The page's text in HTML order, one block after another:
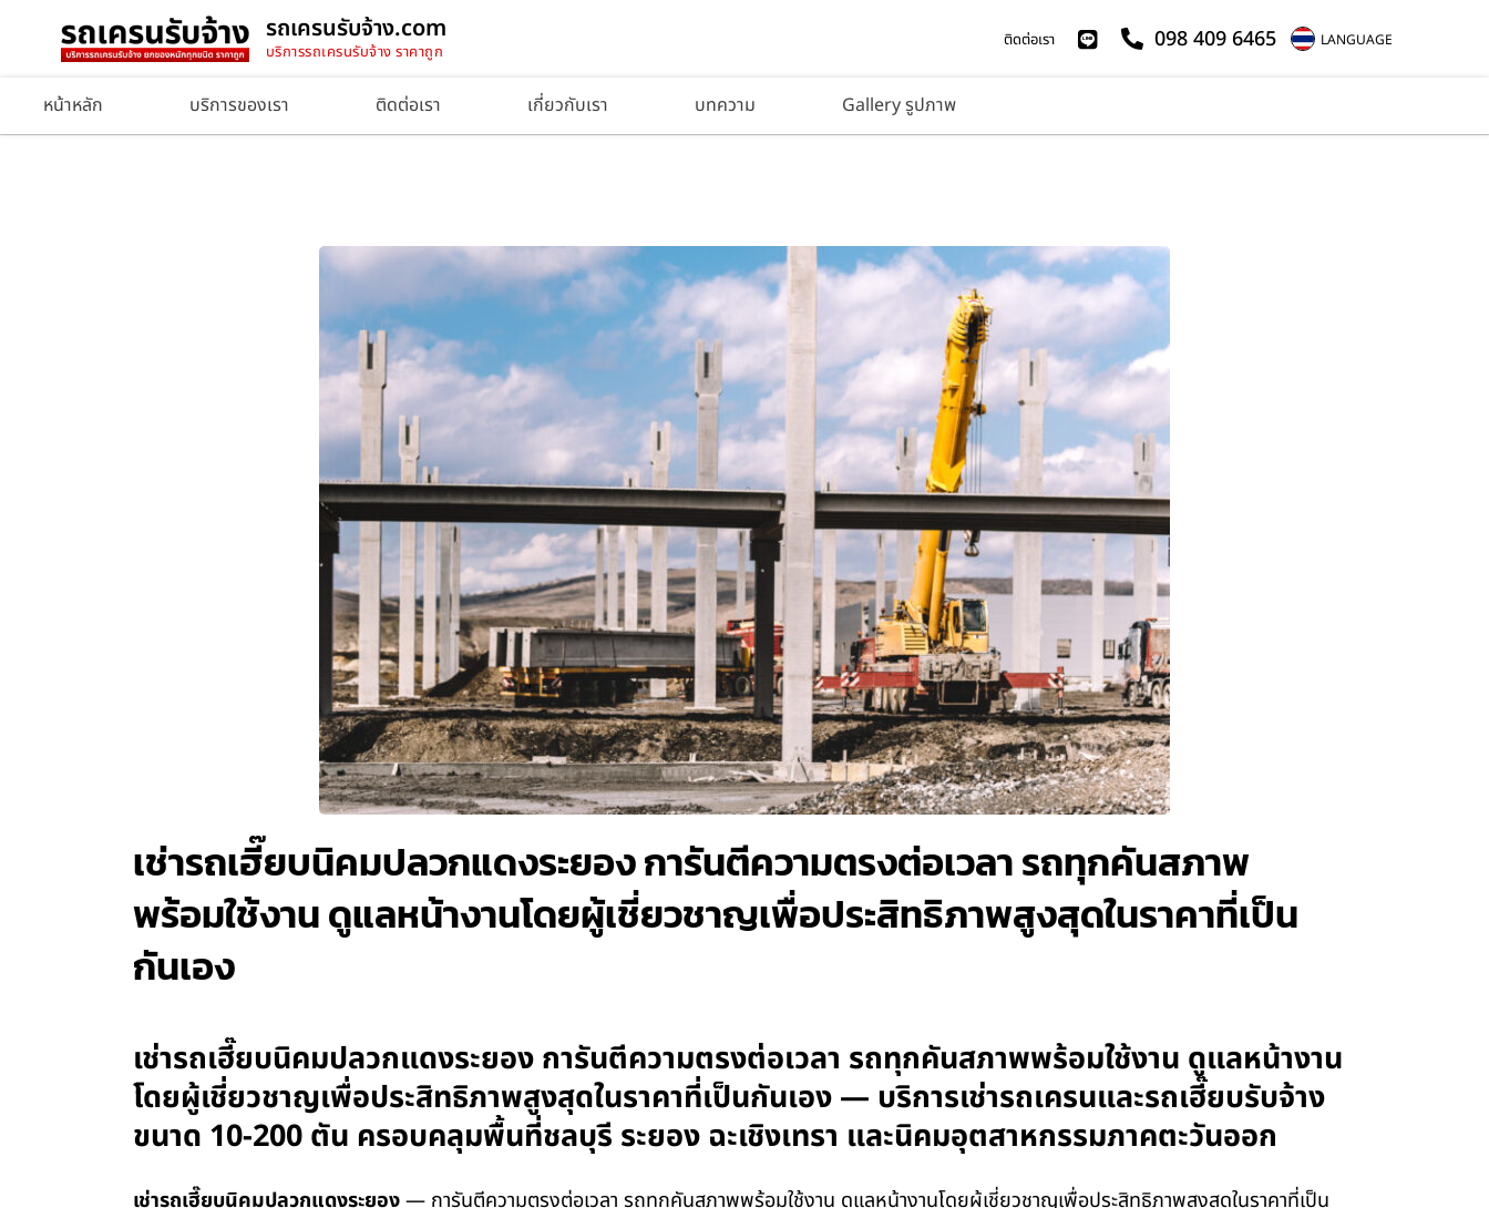
รถเครนรับจ้าง.com
บริการรถเครนรับจ้าง ราคาถูก
ติดต่อเรา 098 409 6465 LANGUAGE
หน้าหลัก บริการของเรา ติดต่อเรา เกี่ยวกับเรา บทความ Gallery รูปภาพ
เช่ารถเฮี๊ยบนิคมปลวกแดงระยอง การันตีความตรงต่อเวลา รถทุกคันสภาพ
พร้อมใช้งาน ดูแลหน้างานโดยผู้เชี่ยวชาญเพื่อประสิทธิภาพสูงสุดในราคาที่เป็น
กันเอง
เช่ารถเฮี๊ยบนิคมปลวกแดงระยอง การันตีความตรงต่อเวลา รถทุกคันสภาพพร้อมใช้งาน ดูแลหน้างาน
โดยผู้เชี่ยวชาญเพื่อประสิทธิภาพสูงสุดในราคาที่เป็นกันเอง — บริการเช่ารถเครนและรถเฮี๊ยบรับจ้าง
ขนาด 10-200 ตัน ครอบคลุมพื้นที่ชลบุรี ระยอง ฉะเชิงเทรา และนิคมอุตสาหกรรมภาคตะวันออก
เช่ารถเฮี๊ยบนิคมปลวกแดงระยอง— การันตีความตรงต่อเวลา รถทุกคันสภาพพร้อมใช้งาน ดูแลหน้างานโดยผู้เชี่ยวชาญเพื่อประสิทธิภาพสูงสุดในราคาที่เป็น